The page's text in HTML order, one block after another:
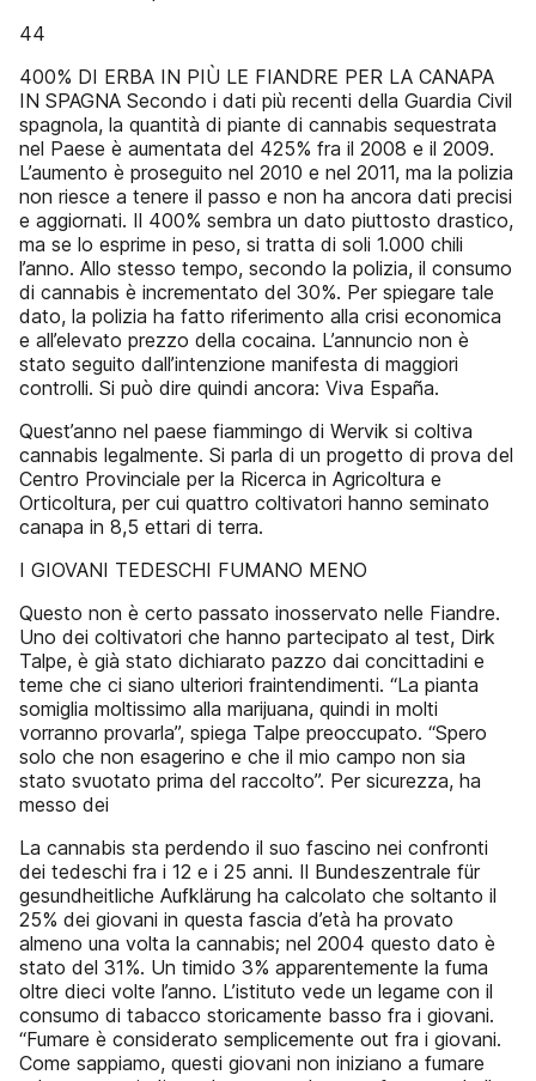
44
400% DI ERBA IN PIÙ LE FIANDRE PER LA CANAPA
IN SPAGNA Secondo i dati più recenti della Guardia Civil
spagnola, la quantità di piante di cannabis sequestrata
nel Paese è aumentata del 425% fra il 2008 e il 2009.
L’aumento è proseguito nel 2010 e nel 2011, ma la polizia
non riesce a tenere il passo e non ha ancora dati precisi
e aggiornati. Il 400% sembra un dato piuttosto drastico,
ma se lo esprime in peso, si tratta di soli 1.000 chili
l’anno. Allo stesso tempo, secondo la polizia, il consumo
di cannabis è incrementato del 30%. Per spiegare tale
dato, la polizia ha fatto riferimento alla crisi economica
e all’elevato prezzo della cocaina. L’annuncio non è
stato seguito dall’intenzione manifesta di maggiori
controlli. Si può dire quindi ancora: Viva España.
Quest’anno nel paese fiammingo di Wervik si coltiva
cannabis legalmente. Si parla di un progetto di prova del
Centro Provinciale per la Ricerca in Agricoltura e
Orticoltura, per cui quattro coltivatori hanno seminato
canapa in 8,5 ettari di terra.
I GIOVANI TEDESCHI FUMANO MENO
Questo non è certo passato inosservato nelle Fiandre.
Uno dei coltivatori che hanno partecipato al test, Dirk
Talpe, è già stato dichiarato pazzo dai concittadini e
teme che ci siano ulteriori fraintendimenti. “La pianta
somiglia moltissimo alla marijuana, quindi in molti
vorranno provarla”, spiega Talpe preoccupato. “Spero
solo che non esagerino e che il mio campo non sia
stato svuotato prima del raccolto”. Per sicurezza, ha
messo dei
La cannabis sta perdendo il suo fascino nei confronti
dei tedeschi fra i 12 e i 25 anni. Il Bundeszentrale für
gesundheitliche Aufklärung ha calcolato che soltanto il
25% dei giovani in questa fascia d’età ha provato
almeno una volta la cannabis; nel 2004 questo dato è
stato del 31%. Un timido 3% apparentemente la fuma
oltre dieci volte l’anno. L’istituto vede un legame con il
consumo di tabacco storicamente basso fra i giovani.
“Fumare è considerato semplicemente out fra i giovani.
Come sappiamo, questi giovani non iniziano a fumare